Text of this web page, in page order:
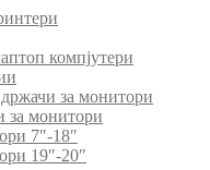
компјутери
за монитори
за монитори
7″-18″
19″-20″